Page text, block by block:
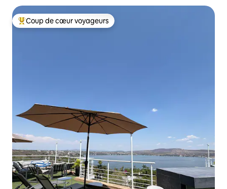
Coups de cœur voyageurs les plus appréciés
Coup de cœur voyageurs